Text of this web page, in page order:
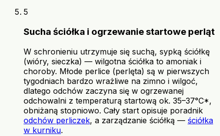
5
Sucha ściółka i ogrzewanie startowe perląt
W schronieniu utrzymuje się suchą, sypką ściółkę
(wióry, sieczka) — wilgotna ściółka to amoniak i
choroby. Młode perlice (perlęta) są w pierwszych
tygodniach bardzo wrażliwe na zimno i wilgoć,
dlatego odchów zaczyna się w ogrzewanej
odchowalni z temperaturą startową ok. 35–37°C*,
obniżaną stopniowo. Cały start opisuje poradnik
odchów perliczek, a zarządzanie ściółką — ściółka
w kurniku.